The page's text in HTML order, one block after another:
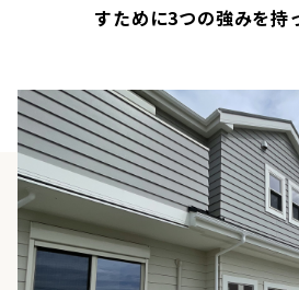
すために3つの強みを持